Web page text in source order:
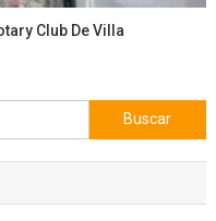
Club De Villa
Buscar: